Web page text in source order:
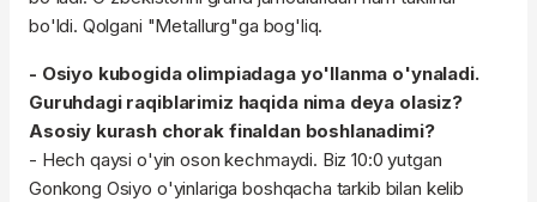
bo'ldi. Qolgani "Metallurg"ga bog'liq.
- Osiyo kubogida olimpiadaga yo'llanma o'ynaladi.
Guruhdagi raqiblarimiz haqida nima deya olasiz?
Asosiy kurash chorak finaldan boshlanadimi?
- Hech qaysi o'yin oson kechmaydi. Biz 10:0 yutgan
Gonkong Osiyo o'yinlariga boshqacha tarkib bilan kelib